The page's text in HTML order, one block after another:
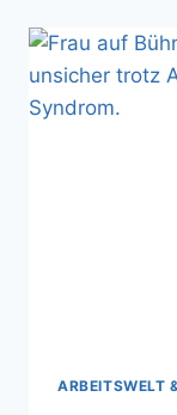
ARBEITSWELT